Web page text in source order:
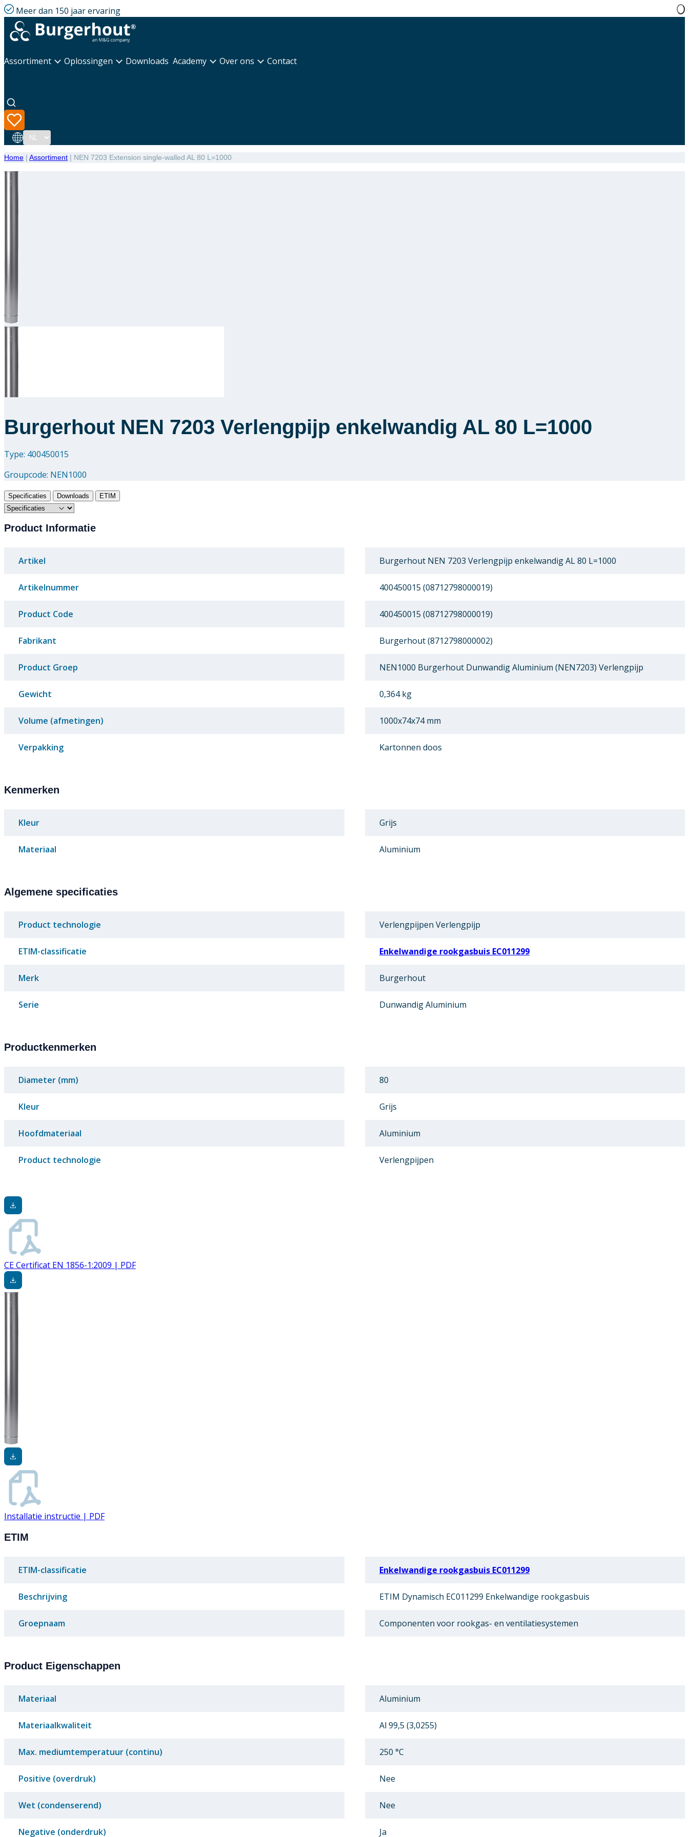
Meer dan 150 jaar ervaring
Assortiment Oplossingen Downloads Academy Over ons Contact
Taal
Home | Assortiment | NEN 7203 Extension single-walled AL 80 L=1000
Burgerhout NEN 7203 Verlengpijp enkelwandig AL 80 L=1000
Type: 400450015
Groupcode: NEN1000
Specificaties Downloads ETIM
Product Informatie
Artikel Burgerhout NEN 7203 Verlengpijp enkelwandig AL 80 L=1000
Artikelnummer 400450015 (08712798000019)
Product Code 400450015 (08712798000019)
Fabrikant Burgerhout (8712798000002)
Product Groep NEN1000 Burgerhout Dunwandig Aluminium (NEN7203) Verlengpijp
Gewicht 0,364 kg
Volume (afmetingen) 1000x74x74 mm
Verpakking Kartonnen doos
Kenmerken
Kleur Grijs
Materiaal Aluminium
Algemene specificaties
Product technologie Verlengpijpen Verlengpijp
ETIM-classificatie Enkelwandige rookgasbuis EC011299
Merk Burgerhout
Serie Dunwandig Aluminium
Productkenmerken
Diameter (mm) 80
Kleur Grijs
Hoofdmateriaal Aluminium
Product technologie Verlengpijpen
CE Certificat EN 1856-1:2009 | PDF
Installatie instructie | PDF
ETIM
ETIM-classificatie Enkelwandige rookgasbuis EC011299
Beschrijving ETIM Dynamisch EC011299 Enkelwandige rookgasbuis
Groepnaam Componenten voor rookgas- en ventilatiesystemen
Product Eigenschappen
Materiaal Aluminium
Materiaalkwaliteit Al 99,5 (3,0255)
Max. mediumtemperatuur (continu) 250 °C
Positive (overdruk) Nee
Wet (condenserend) Nee
Negative (onderdruk) Ja